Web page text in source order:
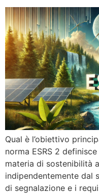
Qual è l’obiettivo
norma ESRS 2
materia di sostenibilità
indipendentemente dal
di segnalazione e i